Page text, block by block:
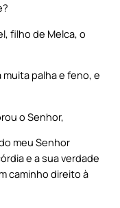
filho de Melca, o
palha e feno, e
o Senhor,
meu Senhor
e a sua verdade
caminho direito à